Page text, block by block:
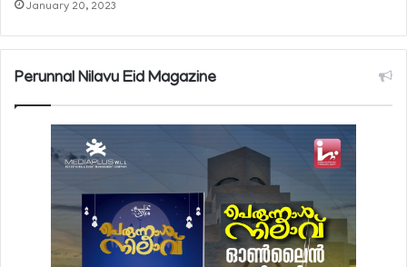
January 20, 2023
Perunnal Nilavu Eid Magazine